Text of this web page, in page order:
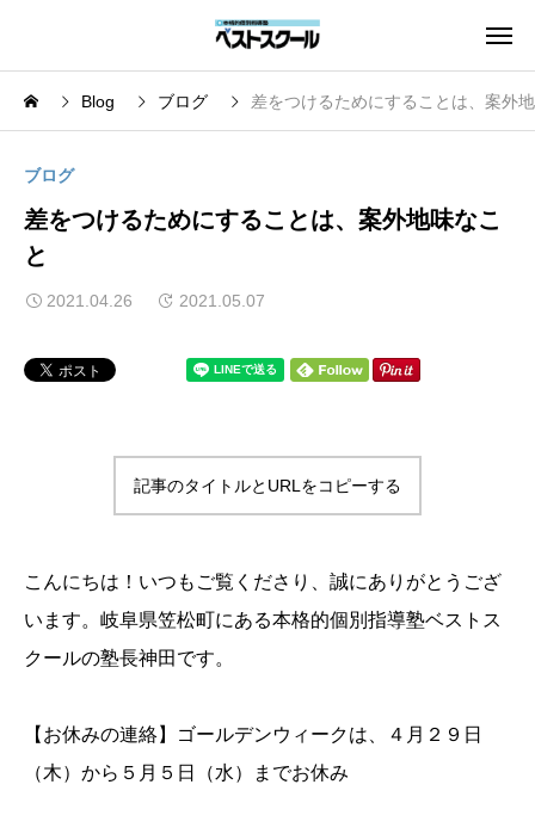
Blog ブログ 差をつけるためにすることは、案外
ブログ
差をつけるためにすることは、案外地味なこ
と
2021.04.26 2021.05.07
記事のタイトルとURLをコピーする
こんにちは！いつもご覧くださり、誠にありがとうござ
います。岐阜県笠松町にある本格的個別指導塾ベストス
クールの塾長神田です。
【お休みの連絡】ゴールデンウィークは、４月２９日
（木）から５月５日（水）までお休み